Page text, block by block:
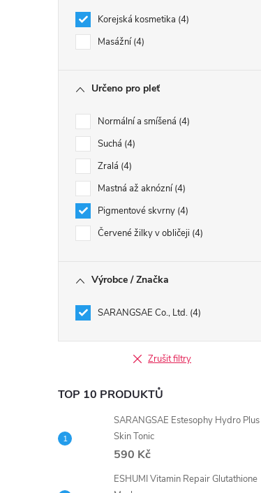
Korejská kosmetika 4
Masážní 4
Určeno pro pleť
Normální a smíšená 4
Suchá 4
Zralá 4
Mastná až aknózní 4
Pigmentové skvrny 4
Červené žilky v obličeji 4
Výrobce / Značka
SARANGSAE Co., Ltd. 4
Zrušit filtry
TOP 10 PRODUKTŮ
SARANGSAE Estesophy Hydro Plus
Skin Tonic
590 Kč
ESHUMI Vitamin Repair Glutathione